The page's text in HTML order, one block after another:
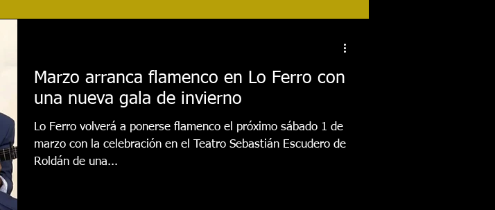
Actualidad Festival 2022 Actividades
CONCURSO Festival 2025
Marzo arranca flamenco en Lo Ferro con
una nueva gala de invierno
Lo Ferro volverá a ponerse flamenco el próximo sábado 1 de
marzo con la celebración en el Teatro Sebastián Escudero de
Roldán de una...